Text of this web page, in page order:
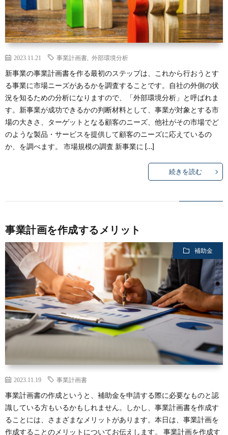
2023.11.21 事業計画書 外部環境分析
新事業の事業計画書を作る最初のステップは、これから行おうとす
る事業に市場ニーズがあるかを調査することです。自社の外側の状
況を知るための分析になりますので、「外部環境分析」と呼ばれま
す。新事業が成功できるかの判断材料として、事業が対象とする市
場の大きさ、ターゲットとなる顧客のニーズ、他社がその市場でど
のような製品・サービスを提供して顧客のニーズに応えているの
か、を調べます。 市場規模の調査 新事業に […]
続きを読む
事業計画を作成するメリット
補助金
2023.11.19 事業計画書
事業計画書の作成というと、補助金を申請する際に必要なものと認
識している方もいるかもしれません。しかし、事業計画書を作成す
ることには、さまざまなメリットがあります。本日は、事業計画を
作成することのメリットについてお伝えします。 事業計画を作成す